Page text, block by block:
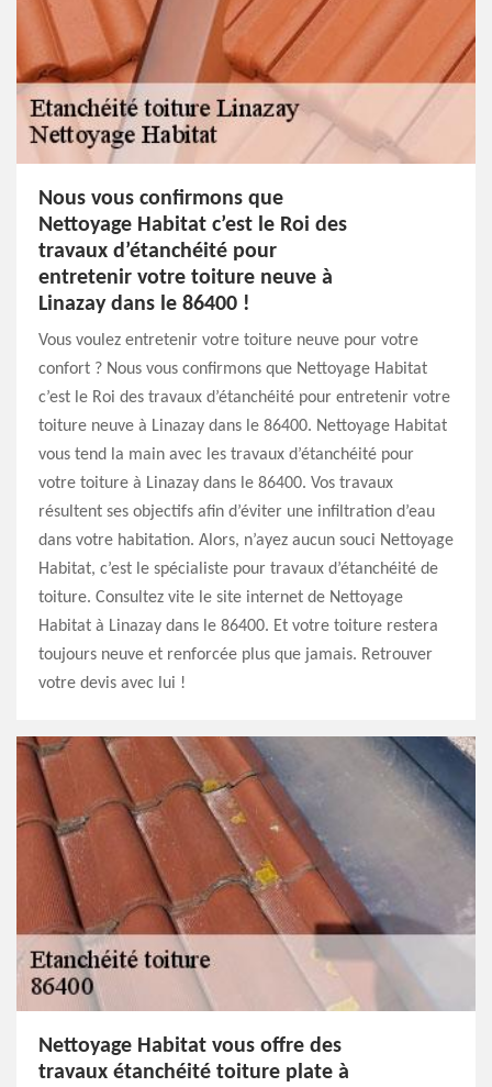
Nous vous confirmons que
Nettoyage Habitat c’est le Roi des
travaux d’étanchéité pour
entretenir votre toiture neuve à
Linazay dans le 86400 !
Vous voulez entretenir votre toiture neuve pour votre
confort ? Nous vous confirmons que Nettoyage Habitat
c’est le Roi des travaux d’étanchéité pour entretenir votre
toiture neuve à Linazay dans le 86400. Nettoyage Habitat
vous tend la main avec les travaux d’étanchéité pour
votre toiture à Linazay dans le 86400. Vos travaux
résultent ses objectifs afin d’éviter une infiltration d’eau
dans votre habitation. Alors, n’ayez aucun souci Nettoyage
Habitat, c’est le spécialiste pour travaux d’étanchéité de
toiture. Consultez vite le site internet de Nettoyage
Habitat à Linazay dans le 86400. Et votre toiture restera
toujours neuve et renforcée plus que jamais. Retrouver
votre devis avec lui !
Nettoyage Habitat vous offre des
travaux étanchéité toiture plate à